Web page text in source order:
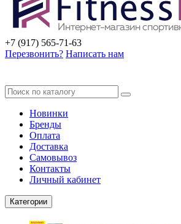
+7 (917) 565-71-63
Перезвонить? Написать нам
Новинки
Бренды
Оплата
Доставка
Самовывоз
Контакты
Личный кабинет
Категории